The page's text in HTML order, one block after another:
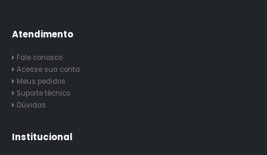
Atendimento
Fale conosco
Acesse sua conta
Meus pedidos
Suporte técnico
Dúvidas
Institucional